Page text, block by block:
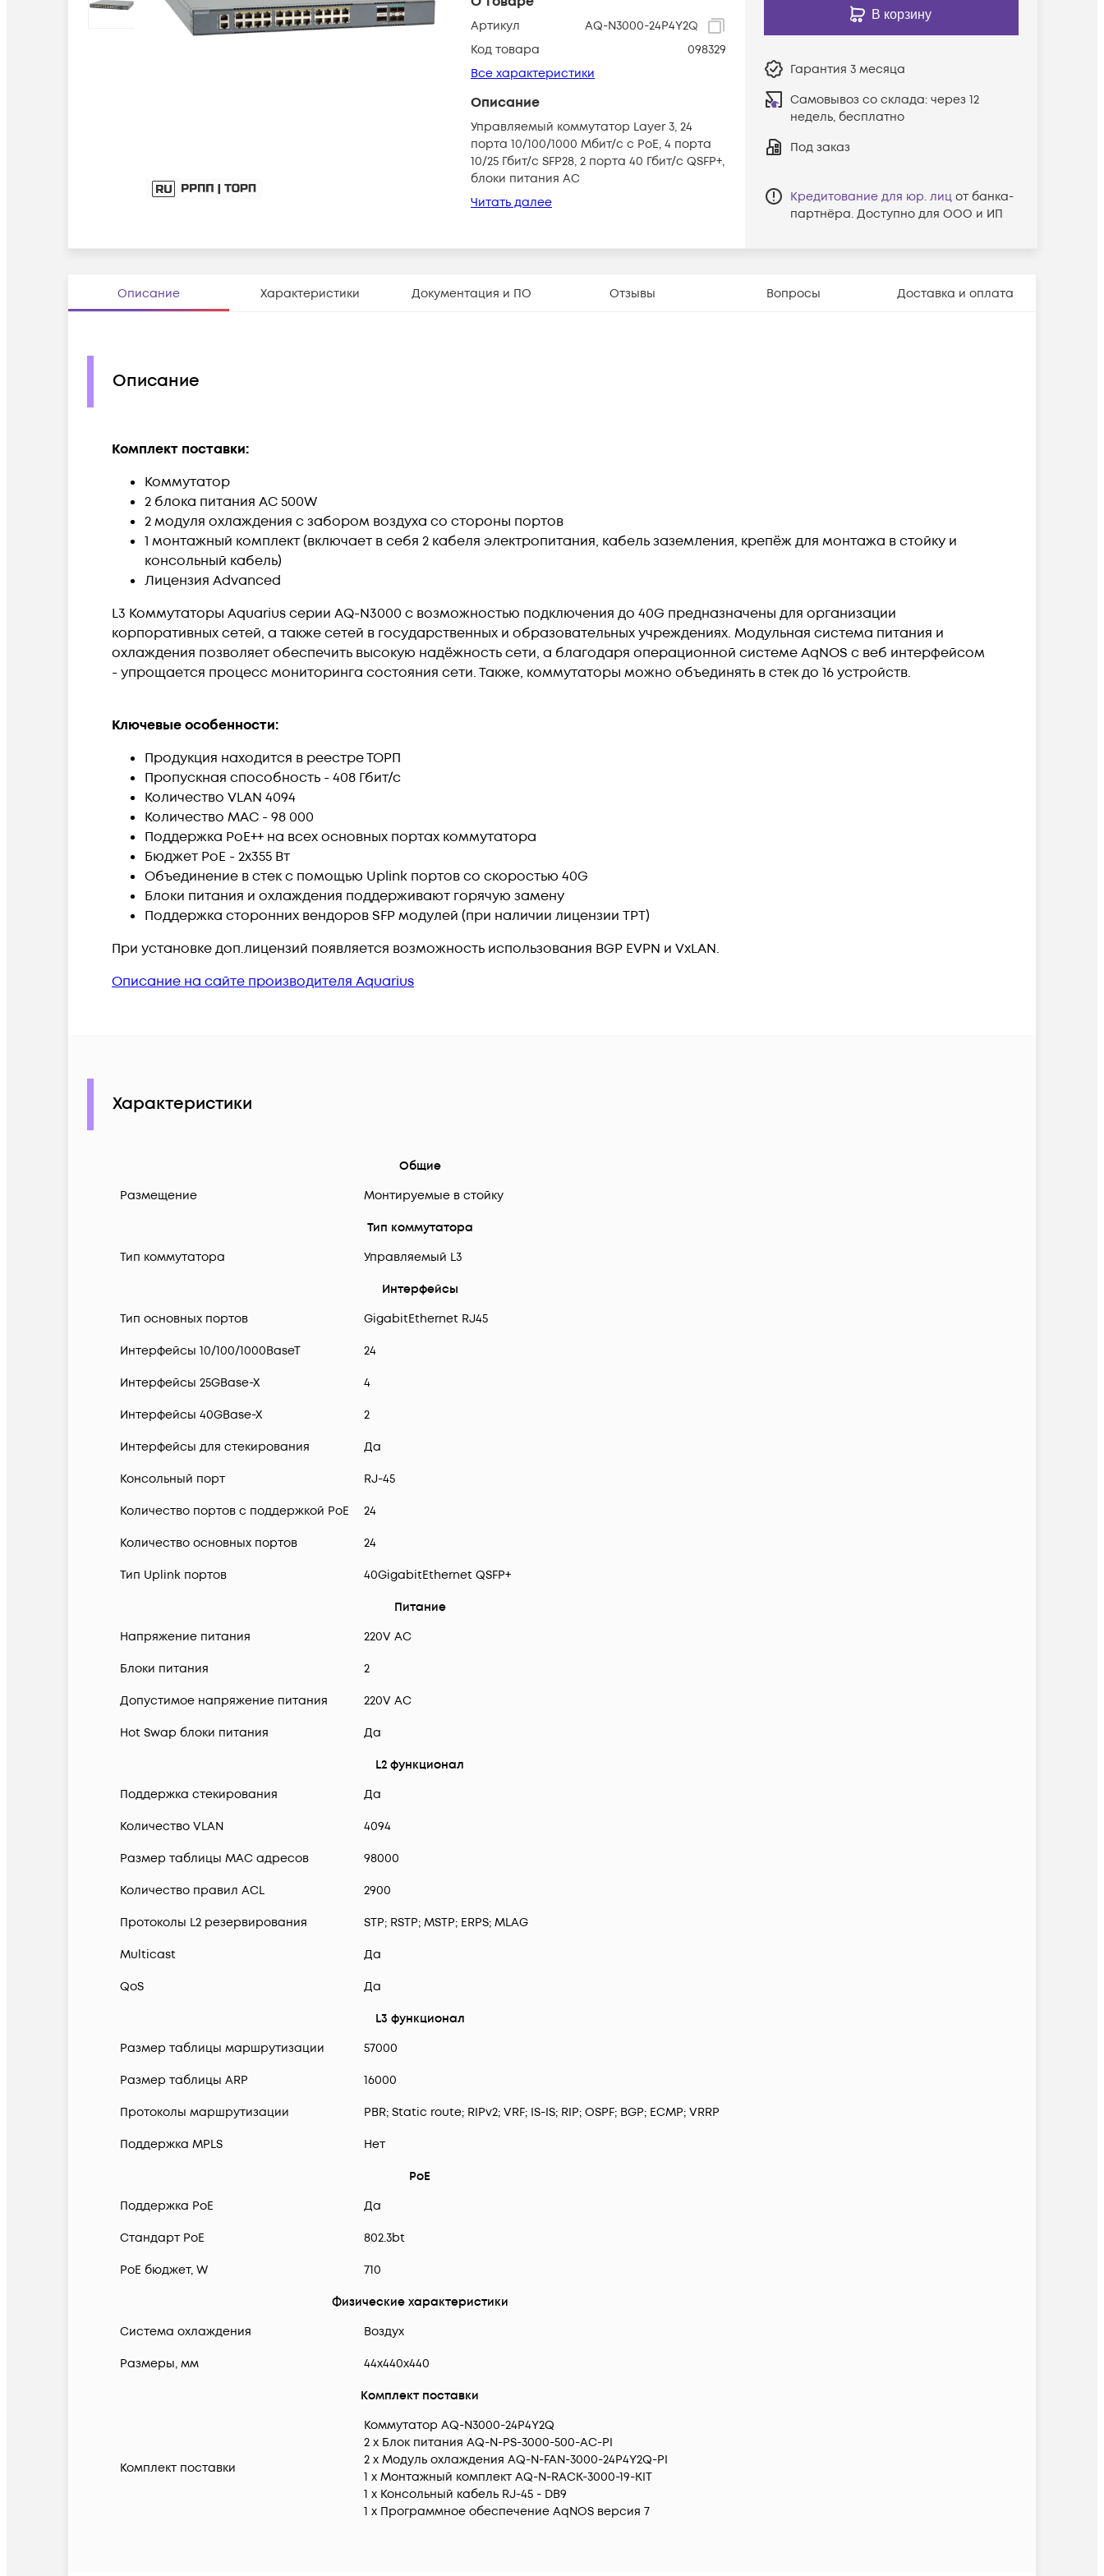
Артикул
AQ-N3000-24P4Y2Q
Код товара
098329
Все характеристики
Описание
Управляемый коммутатор Layer 3, 24
порта 10/100/1000 Мбит/c с PoE, 4 порта
10/25 Гбит/c SFP28, 2 порта 40 Гбит/c QSFP+,
блоки питания АС
Читать далее
В корзину
Гарантия 3 месяца
Самовывоз со склада: через 12
недель, бесплатно
Под заказ
Кредитование для юр. лиц от банка-
партнёра. Доступно для ООО и ИП
Описание Характеристики Документация и ПО Отзывы Вопросы Доставка и оплата
Описание
Комплект поставки:
Коммутатор
2 блока питания AC 500W
2 модуля охлаждения с забором воздуха со стороны портов
1 монтажный комплект (включает в себя 2 кабеля электропитания, кабель заземления, крепёж для монтажа в стойку и
консольный кабель)
Лицензия Advanced
L3 Коммутаторы Aquarius серии AQ-N3000 с возможностью подключения до 40G предназначены для организации
корпоративных сетей, а также сетей в государственных и образовательных учреждениях. Модульная система питания и
охлаждения позволяет обеспечить высокую надёжность сети, а благодаря операционной системе AqNOS с веб интерфейсом
- упрощается процесс мониторинга состояния сети. Также, коммутаторы можно объединять в стек до 16 устройств.
Ключевые особенности:
Продукция находится в реестре ТОРП
Пропускная способность - 408 Гбит/с
Количество VLAN 4094
Количество MAC - 98 000
Поддержка PoE++ на всех основных портах коммутатора
Бюджет PoE - 2x355 Вт
Объединение в стек с помощью Uplink портов со скоростью 40G
Блоки питания и охлаждения поддерживают горячую замену
Поддержка сторонних вендоров SFP модулей (при наличии лицензии TPT)
При установке доп.лицензий появляется возможность использования BGP EVPN и VxLAN.
Описание на сайте производителя Aquarius
Характеристики
Общие
Размещение
Монтируемые в стойку
Тип коммутатора
Тип коммутатора
Управляемый L3
Интерфейсы
Тип основных портов
GigabitEthernet RJ45
Интерфейсы 10/100/1000BaseT 24
Интерфейсы 25GBase-X 4
Интерфейсы 40GBase-X 2
Интерфейсы для стекирования Да
Консольный порт RJ-45
Количество портов с поддержкой PoE 24
Количество основных портов 24
Тип Uplink портов 40GigabitEthernet QSFP+
Питание
Напряжение питания
220V AC
Блоки питания 2
Допустимое напряжение питания 220V AC
Hot Swap блоки питания Да
L2 функционал
Поддержка стекирования
Да
Количество VLAN 4094
Размер таблицы MAC адресов 98000
Количество правил ACL 2900
Протоколы L2 резервирования STP; RSTP; MSTP; ERPS; MLAG
Multicast Да
QoS Да
L3 функционал
Размер таблицы маршрутизации
57000
Размер таблицы ARP 16000
Протоколы маршрутизации PBR; Static route; RIPv2; VRF; IS-IS; RIP; OSPF; BGP; ECMP; VRRP
Поддержка MPLS Нет
PoE
Поддержка PoE
Да
Cтандарт PoE 802.3bt
PoE бюджет, W 710
Физические характеристики
Система охлаждения
Воздух
Размеры, мм 44х440х440
Комплект поставки
Комплект поставки
Коммутатор AQ-N3000-24P4Y2Q
2 x Блок питания AQ-N-PS-3000-500-AC-PI
2 x Модуль охлаждения AQ-N-FAN-3000-24P4Y2Q-PI
1 х Монтажный комплект AQ-N-RACK-3000-19-KIT
1 x Консольный кабель RJ-45 - DB9
1 x Программное обеспечение AqNOS версия 7